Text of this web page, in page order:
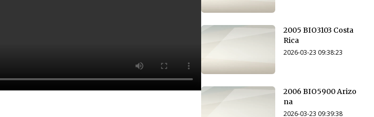
2005 BIO3103 Costa
Rica
2026-03-23 09:38:23
2006 BIO5900 Arizo
na
2026-03-23 09:39:38